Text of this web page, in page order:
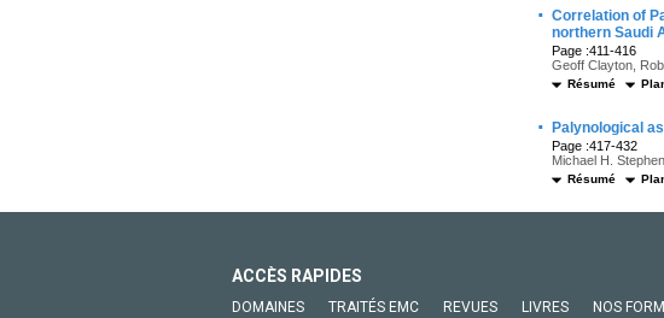
· Correlation of
northern Saudi
Page :411-416
Geoff Clayton,
Résumé
· Palynological
Page :417-432
Michael H.
Résumé
ACCÈS RAPIDES
DOMAINES TRAITÉS EMC REVUES LIVRES NOS